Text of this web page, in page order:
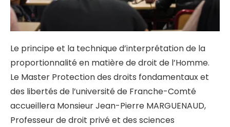
Le principe et la technique d’interprétation de la
proportionnalité en matière de droit de l’Homme.
Le Master Protection des droits fondamentaux et
des libertés de l’université de Franche-Comté
accueillera Monsieur Jean-Pierre MARGUENAUD,
Professeur de droit privé et des sciences